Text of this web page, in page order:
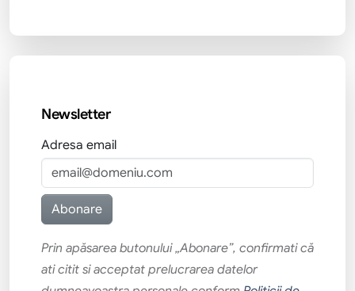
Newsletter
Adresa email
Prin apăsarea butonului „Abonare”, confirmati că
ati citit si acceptat prelucrarea datelor